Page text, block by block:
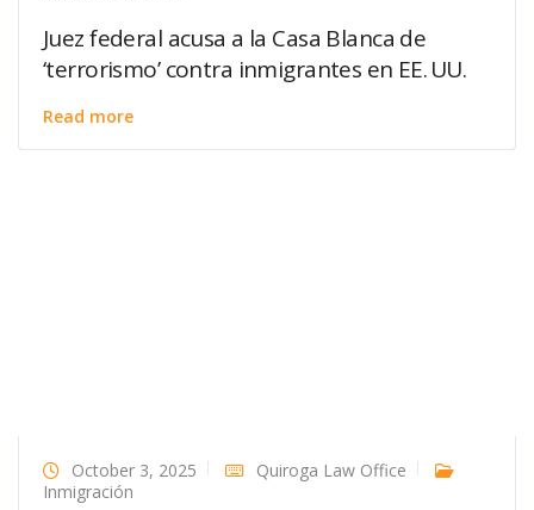
Juez federal acusa a la Casa Blanca de
‘terrorismo’ contra inmigrantes en EE. UU.
Read more
October 3, 2025
Quiroga Law Office
Inmigración